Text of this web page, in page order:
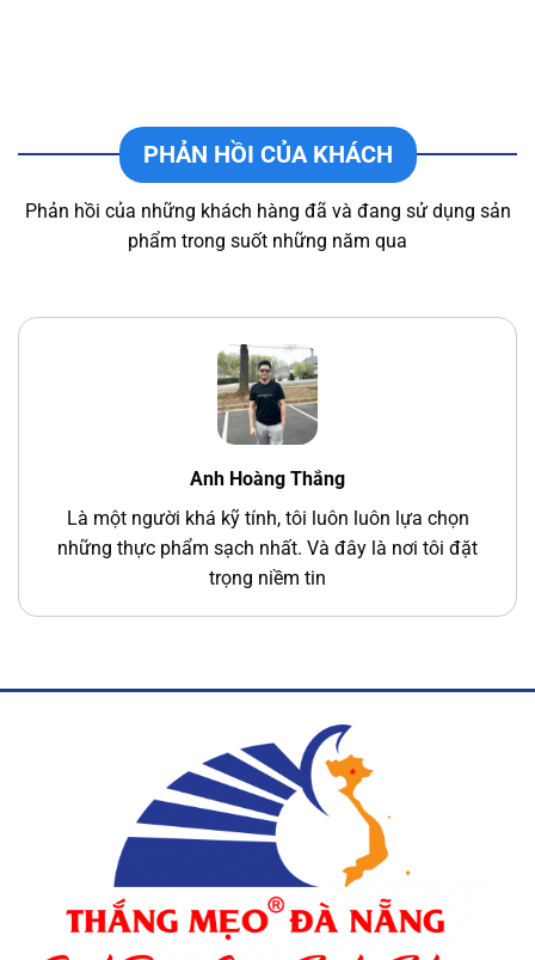
PHẢN HỒI CỦA KHÁCH
Phản hồi của những khách hàng đã và đang sử dụng sản
phẩm trong suốt những năm qua
Anh Hoàng Thắng
Là một người khá kỹ tính, tôi luôn luôn lựa chọn
những thực phẩm sạch nhất. Và đây là nơi tôi đặt
trọng niềm tin